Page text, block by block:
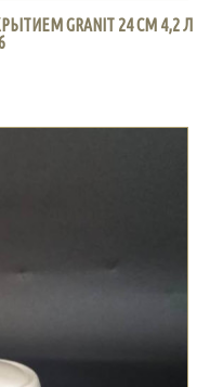
GRANIT 24 СМ 4,2 Л